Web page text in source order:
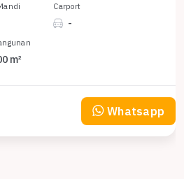
Carport
-
m²
Whatsapp